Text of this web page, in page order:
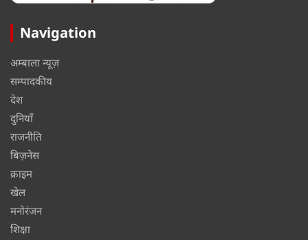
Navigation
अम्बाला न्यूज़
सम्पादकीय
देश
दुनियाँ
राजनीति
बिज़नेस
क्राइम
खेल
मनोरंजन
शिक्षा